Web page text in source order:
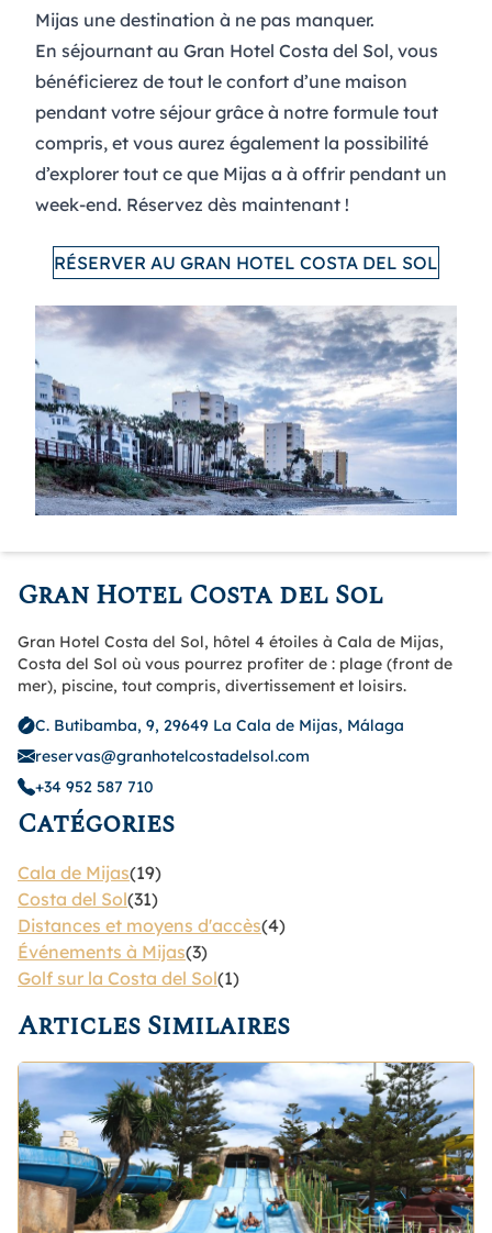
Mijas une destination à ne pas manquer.
En séjournant au Gran Hotel Costa del Sol, vous
bénéficierez de tout le confort d’une maison
pendant votre séjour grâce à notre formule tout
compris, et vous aurez également la possibilité
d’explorer tout ce que Mijas a à offrir pendant un
week-end. Réservez dès maintenant !
RÉSERVER AU GRAN HOTEL COSTA DEL SOL
Gran Hotel Costa del Sol
Gran Hotel Costa del Sol, hôtel 4 étoiles à Cala de Mijas,
Costa del Sol où vous pourrez profiter de : plage (front de
mer), piscine, tout compris, divertissement et loisirs.
C. Butibamba, 9, 29649 La Cala de Mijas, Málaga
reservas@granhotelcostadelsol.com
+34 952 587 710
Catégories
Cala de Mijas(19)
Costa del Sol(31)
Distances et moyens d'accès(4)
Événements à Mijas(3)
Golf sur la Costa del Sol(1)
Articles Similaires